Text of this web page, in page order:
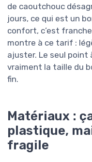
de caoutchouc
jours, ce qui est un
confort, c’est
montre à ce tarif :
ajuster. Le seul point
vraiment la taille du
fin.
Matériaux :
plastique,
fragile